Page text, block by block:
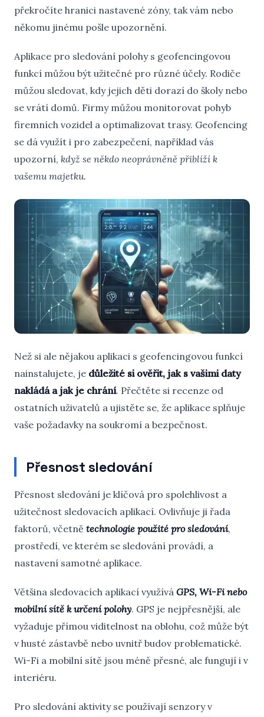
překročíte hranici nastavené zóny, tak vám nebo
někomu jinému pošle upozornění.
Aplikace pro sledování polohy s geofencingovou
funkcí můžou být užitečné pro různé účely. Rodiče
můžou sledovat, kdy jejich děti dorazí do školy nebo
se vrátí domů. Firmy můžou monitorovat pohyb
firemních vozidel a optimalizovat trasy. Geofencing
se dá využít i pro zabezpečení, například vás
upozorní, když se někdo neoprávněně přiblíží k
vašemu majetku.
Než si ale nějakou aplikaci s geofencingovou funkcí
nainstalujete, je důležité si ověřit, jak s vašimi daty
nakládá a jak je chrání. Přečtěte si recenze od
ostatních uživatelů a ujistěte se, že aplikace splňuje
vaše požadavky na soukromí a bezpečnost.
Přesnost sledování
Přesnost sledování je klíčová pro spolehlivost a
užitečnost sledovacích aplikací. Ovlivňuje ji řada
faktorů, včetně technologie použité pro sledování,
prostředí, ve kterém se sledování provádí, a
nastavení samotné aplikace.
Většina sledovacích aplikací využívá GPS, Wi-Fi nebo
mobilní sítě k určení polohy. GPS je nejpřesnější, ale
vyžaduje přímou viditelnost na oblohu, což může být
v husté zástavbě nebo uvnitř budov problematické.
Wi-Fi a mobilní sítě jsou méně přesné, ale fungují i v
interiéru.
Pro sledování aktivity se používají senzory v